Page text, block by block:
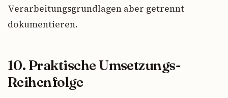
Verarbeitungsgrundlagen aber getrennt
dokumentieren.
10. Praktische Umsetzungs-
Reihenfolge